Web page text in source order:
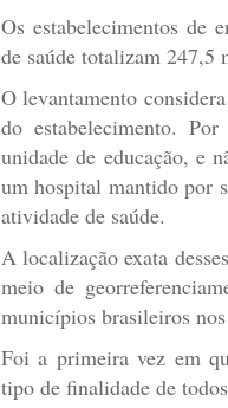
Os estabelecimentos de
de saúde totalizam 247,5
O levantamento
do estabelecimento.
unidade de educação, e
um hospital mantido por
atividade de saúde.
A localização exata
meio de
municípios brasileiros
Foi a primeira vez em
tipo de finalidade de